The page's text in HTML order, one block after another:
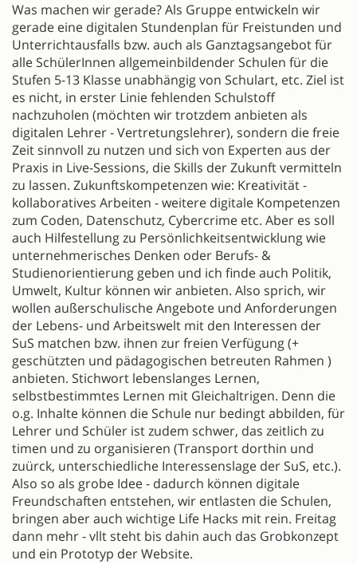
Was machen wir gerade? Als Gruppe entwickeln wir
gerade eine digitalen Stundenplan für Freistunden und
Unterrichtausfalls bzw. auch als Ganztagsangebot für
alle SchülerInnen allgemeinbildender Schulen für die
Stufen 5-13 Klasse unabhängig von Schulart, etc. Ziel ist
es nicht, in erster Linie fehlenden Schulstoff
nachzuholen (möchten wir trotzdem anbieten als
digitalen Lehrer - Vertretungslehrer), sondern die freie
Zeit sinnvoll zu nutzen und sich von Experten aus der
Praxis in Live-Sessions, die Skills der Zukunft vermitteln
zu lassen. Zukunftskompetenzen wie: Kreativität -
kollaboratives Arbeiten - weitere digitale Kompetenzen
zum Coden, Datenschutz, Cybercrime etc. Aber es soll
auch Hilfestellung zu Persönlichkeitsentwicklung wie
unternehmerisches Denken oder Berufs- &
Studienorientierung geben und ich finde auch Politik,
Umwelt, Kultur können wir anbieten. Also sprich, wir
wollen außerschulische Angebote und Anforderungen
der Lebens- und Arbeitswelt mit den Interessen der
SuS matchen bzw. ihnen zur freien Verfügung (+
geschützten und pädagogischen betreuten Rahmen )
anbieten. Stichwort lebenslanges Lernen,
selbstbestimmtes Lernen mit Gleichaltrigen. Denn die
o.g. Inhalte können die Schule nur bedingt abbilden, für
Lehrer und Schüler ist zudem schwer, das zeitlich zu
timen und zu organisieren (Transport dorthin und
zuürck, unterschiedliche Interessenslage der SuS, etc.).
Also so als grobe Idee - dadurch können digitale
Freundschaften entstehen, wir entlasten die Schulen,
bringen aber auch wichtige Life Hacks mit rein. Freitag
dann mehr - vllt steht bis dahin auch das Grobkonzept
und ein Prototyp der Website.